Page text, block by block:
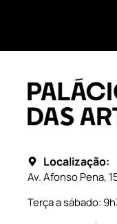
Localização:
Av. Afonso Pena,
Terça a sábado: